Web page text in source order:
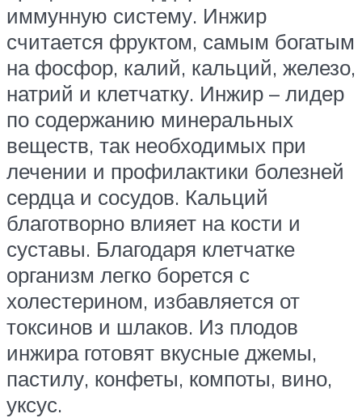
иммунную систему. Инжир
считается фруктом, самым богатым
на фосфор, калий, кальций, железо,
натрий и клетчатку. Инжир – лидер
по содержанию минеральных
веществ, так необходимых при
лечении и профилактики болезней
сердца и сосудов. Кальций
благотворно влияет на кости и
суставы. Благодаря клетчатке
организм легко борется с
холестерином, избавляется от
токсинов и шлаков. Из плодов
инжира готовят вкусные джемы,
пастилу, конфеты, компоты, вино,
уксус.